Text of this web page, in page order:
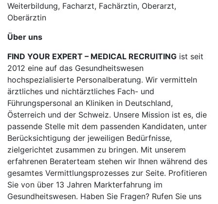
Weiterbildung, Facharzt, Fachärztin, Oberarzt,
Oberärztin
Über uns
FIND YOUR EXPERT – MEDICAL RECRUITING ist seit
2012 eine auf das Gesundheitswesen
hochspezialisierte Personalberatung. Wir vermitteln
ärztliches und nichtärztliches Fach- und
Führungspersonal an Kliniken in Deutschland,
Österreich und der Schweiz. Unsere Mission ist es, die
passende Stelle mit dem passenden Kandidaten, unter
Berücksichtigung der jeweiligen Bedürfnisse,
zielgerichtet zusammen zu bringen. Mit unserem
erfahrenen Beraterteam stehen wir Ihnen während des
gesamtes Vermittlungsprozesses zur Seite. Profitieren
Sie von über 13 Jahren Markterfahrung im
Gesundheitswesen. Haben Sie Fragen? Rufen Sie uns